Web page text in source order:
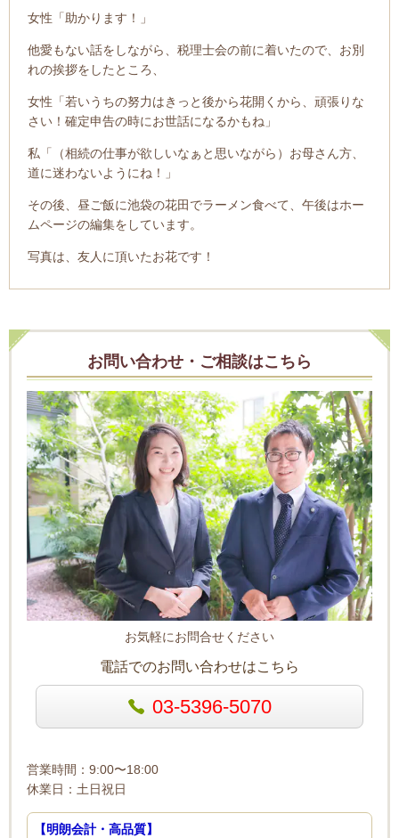
女性「助かります！」
他愛もない話をしながら、税理士会の前に着いたので、お別
れの挨拶をしたところ、
女性「若いうちの努力はきっと後から花開くから、頑張りな
さい！確定申告の時にお世話になるかもね」
私「（相続の仕事が欲しいなぁと思いながら）お母さん方、
道に迷わないようにね！」
その後、昼ご飯に池袋の花田でラーメン食べて、午後はホー
ムページの編集をしています。
写真は、友人に頂いたお花です！
お問い合わせ・ご相談はこちら
お気軽にお問合せください
電話でのお問い合わせはこちら
03-5396-5070
営業時間：9:00〜18:00
休業日：土日祝日
【明朗会計・高品質】